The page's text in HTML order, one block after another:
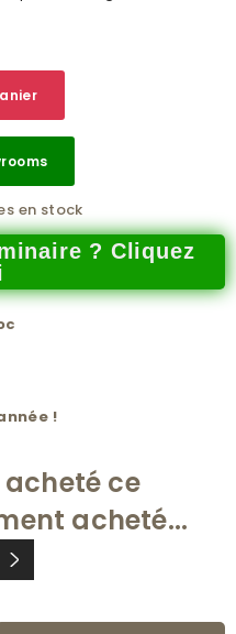
en stock
? Cliquez
!
ce
acheté...